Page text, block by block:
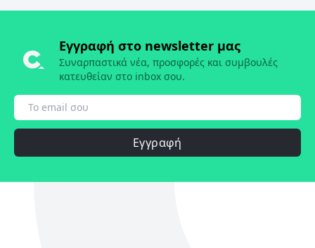
Εγγραφή στο newsletter μας
Συναρπαστικά νέα, προσφορές και συμβουλές
κατευθείαν στο inbox σου.
Εγγραφή